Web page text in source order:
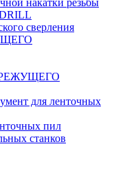
сверления
для ленточных
пил
станков